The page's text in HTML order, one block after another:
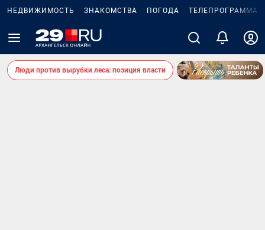
НЕДВИЖИМОСТЬ ЗНАКОМСТВА ПОГОДА ТЕЛЕПРОГРАММА
Люди против вырубки леса: позиция власти